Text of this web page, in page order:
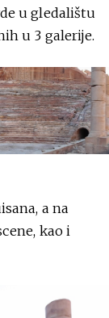
u gledalištu
u 3 galerije.
a na
kao i